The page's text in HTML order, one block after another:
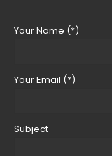
Your Name (*)
Your Email (*)
Subject